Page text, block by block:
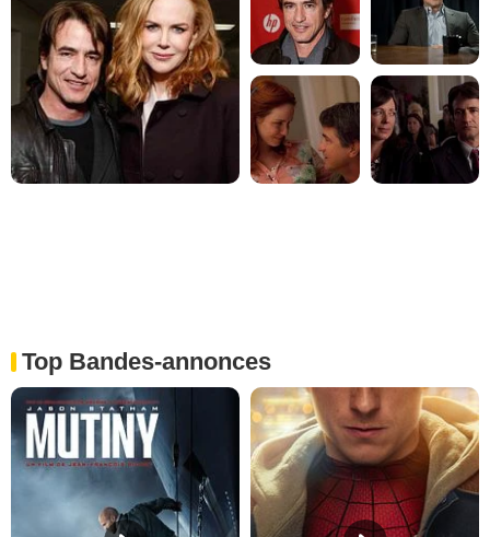
Top Bandes-annonces